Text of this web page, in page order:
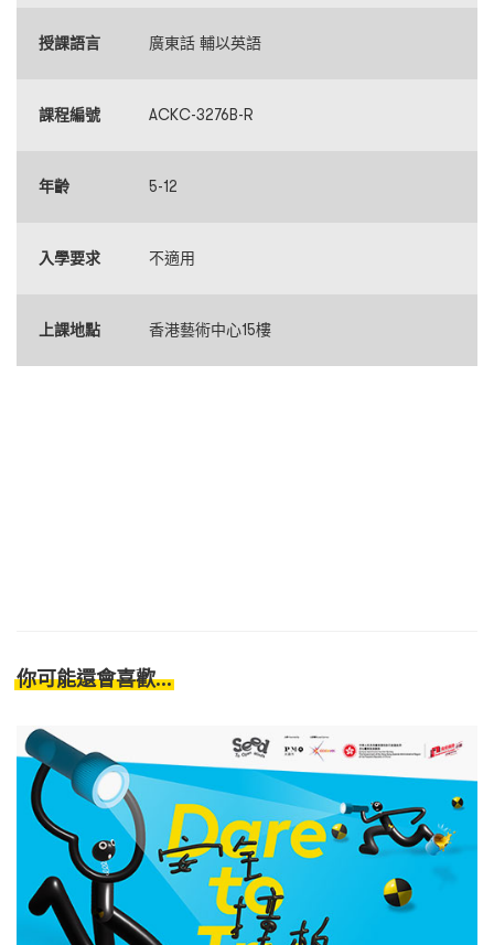
授課語言 廣東話 輔以英語
課程編號 ACKC-3276B-R
年齡 5-12
入學要求 不適用
上課地點 香港藝術中心15樓
你可能還會喜歡...